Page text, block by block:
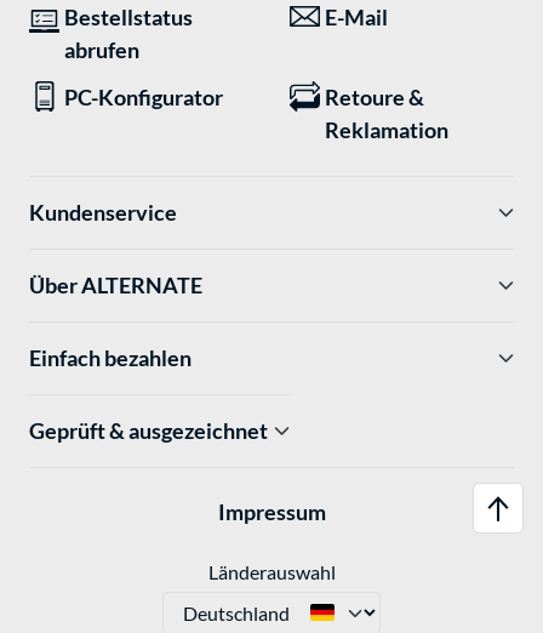
Bestellstatus
abrufen
E-Mail
PC-Konfigurator
Retoure &
Reklamation
Kundenservice
Über ALTERNATE
Einfach bezahlen
Geprüft & ausgezeichnet
Impressum
Länderauswahl